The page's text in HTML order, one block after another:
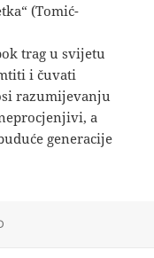
(Tomić-
trag u svijetu
i čuvati
razumijevanju
a
generacije